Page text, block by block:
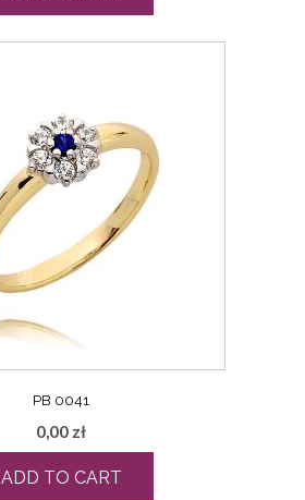
PB 0041
0,00 zł
ADD TO CART